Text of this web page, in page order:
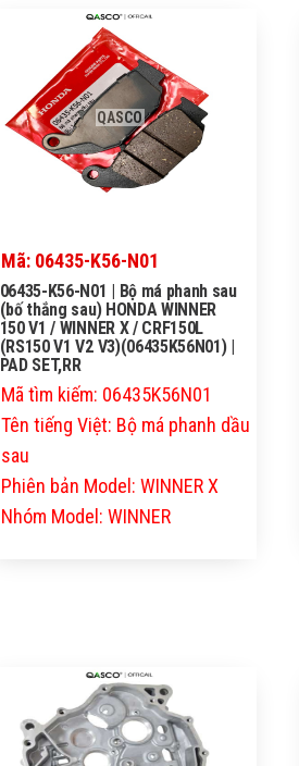
QASCO
Mã: 06435-K56-N01
06435-K56-N01 | Bộ má phanh sau
(bố thắng sau) HONDA WINNER
150 V1 / WINNER X / CRF150L
(RS150 V1 V2 V3)(06435K56N01) |
PAD SET,RR
Mã tìm kiếm: 06435K56N01
Tên tiếng Việt: Bộ má phanh dầu
sau
Phiên bản Model: WINNER X
Nhóm Model: WINNER